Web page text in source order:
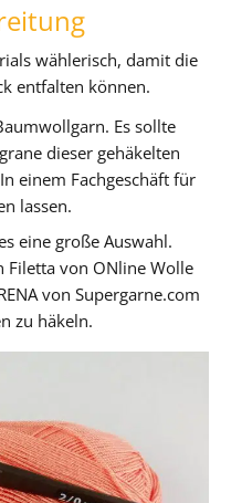
wählerisch, damit die
entfalten können.
Es sollte
dieser gehäkelten
einem Fachgeschäft für
lassen.
eine große Auswahl.
Filetta von ONline Wolle
von Supergarne.com
zu häkeln.